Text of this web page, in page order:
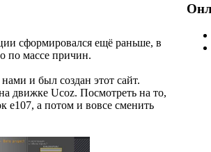
сформировался ещё раньше, в
по массе причин.
и был создан этот сайт.
движке Ucoz. Посмотреть на то,
е107, а потом и вовсе сменить